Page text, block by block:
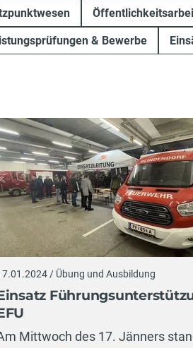
& Bewerbe
/ Übung und Ausbildung
Mittwoch des 17. Jänners